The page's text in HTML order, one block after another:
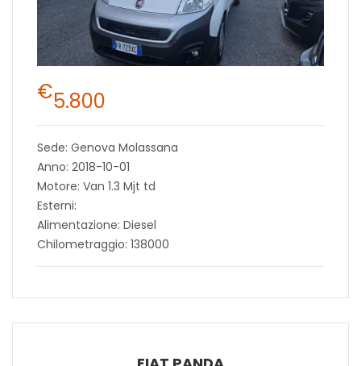
€5.800
Sede: Genova Molassana
Anno: 2018-10-01
Motore: Van 1.3 Mjt td
Esterni:
Alimentazione: Diesel
Chilometraggio: 138000